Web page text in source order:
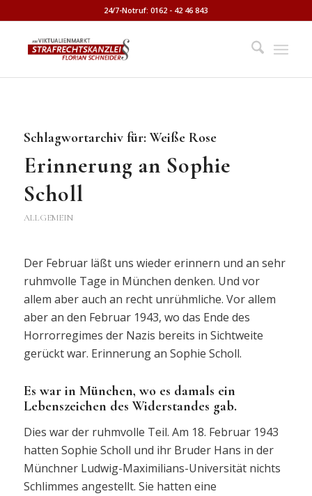
24/7-Notruf: 0162 - 42 46 843
Schlagwortarchiv für:Weiße Rose
Erinnerung an Sophie
Scholl
ALLGEMEIN
Der Februar läßt uns wieder erinnern und an sehr
ruhmvolle Tage in München denken. Und vor
allem aber auch an recht unrühmliche. Vor allem
aber an den Februar 1943, wo das Ende des
Horrorregimes der Nazis bereits in Sichtweite
gerückt war. Erinnerung an Sophie Scholl.
Es war in München, wo es damals ein
Lebenszeichen des Widerstandes gab.
Dies war der ruhmvolle Teil. Am 18. Februar 1943
hatten Sophie Scholl und ihr Bruder Hans in der
Münchner Ludwig-Maximilians-Universität nichts
Schlimmes angestellt. Sie hatten eine